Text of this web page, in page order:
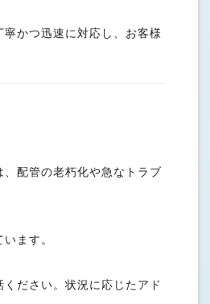
かつ迅速に対応し、お客様
配管の老朽化や急なトラブ
ます。
ださい。状況に応じたアド